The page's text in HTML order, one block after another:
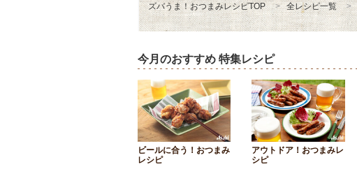
ズバうま！おつまみレシピTOP
全レシピ一覧
今月のおすすめ 特集レシピ
ビールに合う！おつまみ
レシピ
アウトドア！おつまみレ
シピ